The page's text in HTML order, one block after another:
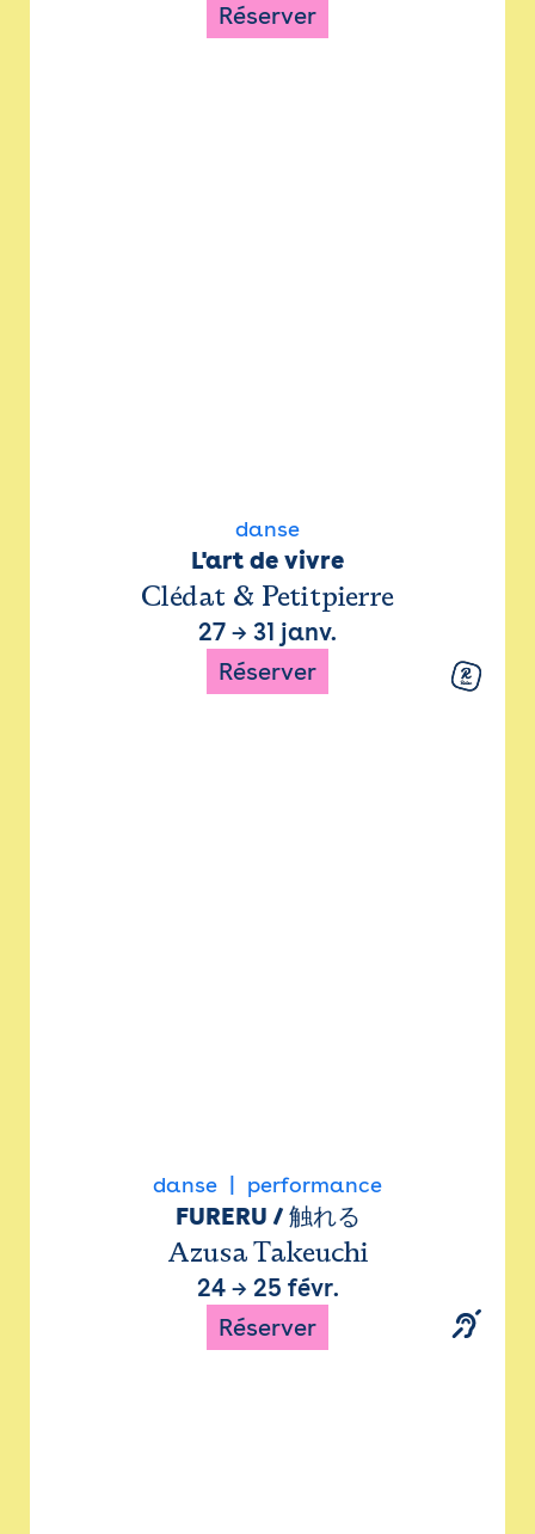
Réserver
danse
L'art de vivre
Clédat & Petitpierre
27 → 31 janv.
Réserver
danse performance
FURERU / 触れる
Azusa Takeuchi
24→ 25 févr.
Réserver